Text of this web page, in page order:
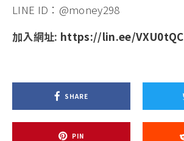
LINE ID：@money298
加入網址: https://lin.ee/VXU0tQC
SHARE
PIN